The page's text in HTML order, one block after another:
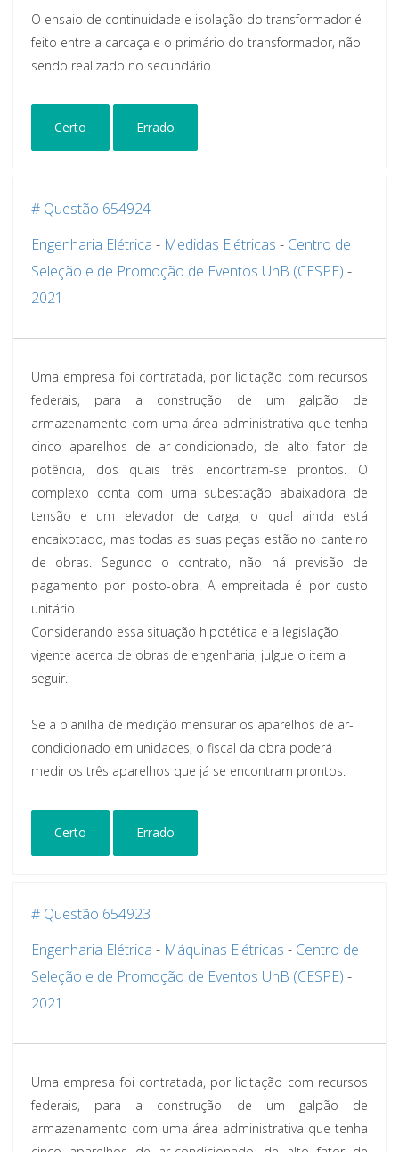
O ensaio de continuidade e isolação do transformador é
feito entre a carcaça e o primário do transformador, não
sendo realizado no secundário.
Certo Errado
# Questão 654924
Engenharia Elétrica - Medidas Elétricas - Centro de
Seleção e de Promoção de Eventos UnB (CESPE) -
2021
Uma empresa foi contratada, por licitação com recursos
federais, para a construção de um galpão de
armazenamento com uma área administrativa que tenha
cinco aparelhos de ar-condicionado, de alto fator de
potência, dos quais três encontram-se prontos. O
complexo conta com uma subestação abaixadora de
tensão e um elevador de carga, o qual ainda está
encaixotado, mas todas as suas peças estão no canteiro
de obras. Segundo o contrato, não há previsão de
pagamento por posto-obra. A empreitada é por custo
unitário.
Considerando essa situação hipotética e a legislação
vigente acerca de obras de engenharia, julgue o item a
seguir.
Se a planilha de medição mensurar os aparelhos de ar-
condicionado em unidades, o fiscal da obra poderá
medir os três aparelhos que já se encontram prontos.
Certo Errado
# Questão 654923
Engenharia Elétrica - Máquinas Elétricas - Centro de
Seleção e de Promoção de Eventos UnB (CESPE) -
2021
Uma empresa foi contratada, por licitação com recursos
federais, para a construção de um galpão de
armazenamento com uma área administrativa que tenha